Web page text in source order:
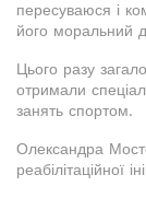
пересуваюся і
його моральний
Цього разу
отримали
занять спортом.
Олександра
реабілітаційної